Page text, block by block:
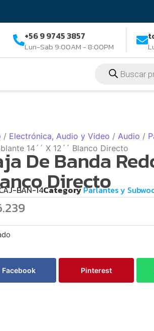
+56 9 9745 3857
Lun-Sab 9:00AM - 8:00PM
/ Electrónica, Audio y Video / Audio /
14´´ X 12´´ Blanco Directo
De Banda
Directo
BAN-14Category Parlantes y
Facebook Pinterest